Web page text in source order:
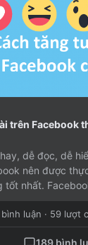
trên Facebook
dễ đọc, dễ
nên được
tốt nhất.
luận · 59 lượt
189 bình